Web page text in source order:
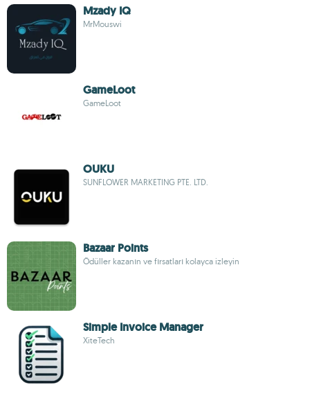
Mzady IQ
MrMouswi
GameLoot
GameLoot
OUKU
SUNFLOWER MARKETING PTE. LTD.
Bazaar Points
Ödüller kazanın ve fırsatları kolayca izleyin
Simple Invoice Manager
XiteTech